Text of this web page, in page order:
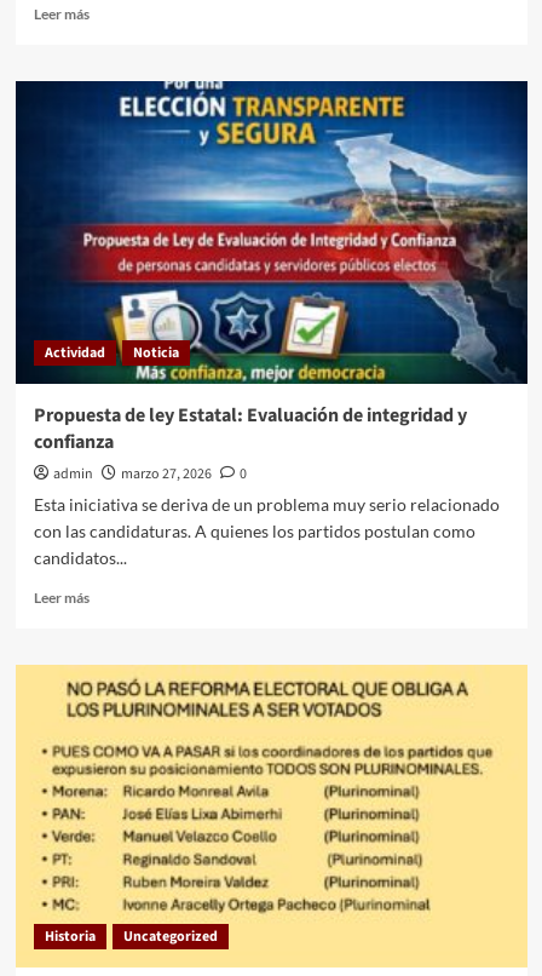
Leer másLeer
Propuesta
Evaluación
integridad
y
confianza
Actividad Noticia
Propuesta de ley Estatal: Evaluación de integridad y
confianza
admin marzo 27, 2026
0
Esta iniciativa se deriva de un problema muy serio relacionado
con las candidaturas. A quienes los partidos postulan como
candidatos...
Leer másLeer
Propuesta
de
ley
Evaluación
de
integridad
confianza
Historia Uncategorized